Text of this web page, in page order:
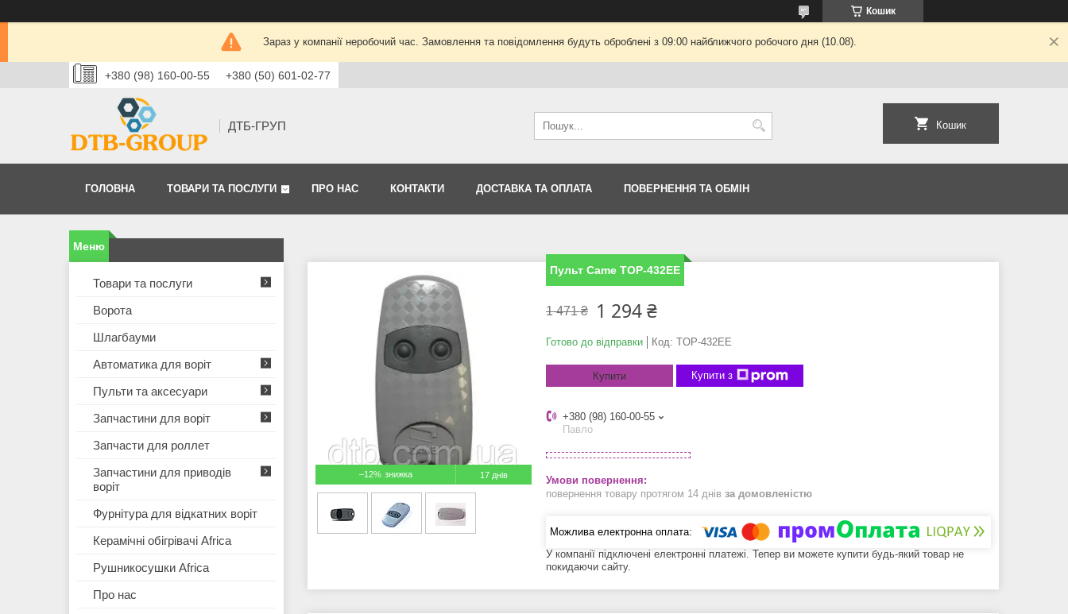
Кошик
Зараз у компанії неробочий час. Замовлення та повідомлення будуть оброблені з 09:00 найближчого робочого дня (10.08).
+380 (98) 160-00-55 +380 (50) 601-02-77
ДТБ-ГРУП Кошик
ГОЛОВНА ТОВАРИ ТА ПОСЛУГИ ПРО НАС КОНТАКТИ ДОСТАВКА ТА ОПЛАТА ПОВЕРНЕННЯ ТА ОБМІН
–12% 17 днів
Пульт Came TOP-432EE
1 471 ₴ 1 294 ₴
Готово до відправки Код: TOP-432EE
Купити Купити з
+380 (98) 160-00-55
Павло
повернення товару протягом 14 днів за домовленістю
У компанії підключені електронні платежі. Тепер ви можете купити будь-який товар не
покидаючи сайту.
Товари та послуги
Ворота
Шлагбауми
Автоматика для воріт
Пульти та аксесуари
Запчастини для воріт
Запчасти для роллет
Запчастини для приводів
воріт
Фурнітура для відкатних воріт
Керамічні обігрівачі Africa
Рушникосушки Africa
Про нас